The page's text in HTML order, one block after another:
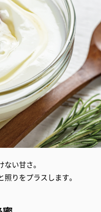
い甘さ。
りをプラスします。